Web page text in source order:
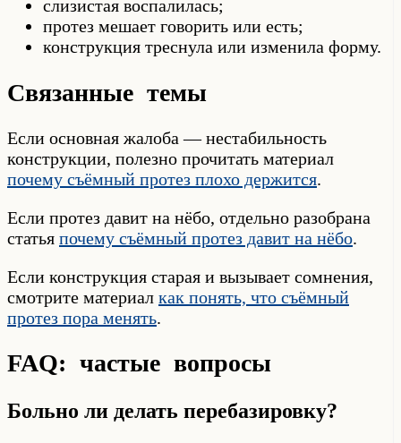
слизистая воспалилась;
протез мешает говорить или есть;
конструкция треснула или изменила форму.
Связанные темы
Если основная жалоба — нестабильность
конструкции, полезно прочитать материал
почему съёмный протез плохо держится.
Если протез давит на нёбо, отдельно разобрана
статья почему съёмный протез давит на нёбо.
Если конструкция старая и вызывает сомнения,
смотрите материал как понять, что съёмный
протез пора менять.
FAQ: частые вопросы
Больно ли делать перебазировку?